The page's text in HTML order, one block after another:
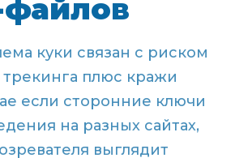
куки связан с риском
плюс кражи
если сторонние ключи
на разных сайтах,
выглядит